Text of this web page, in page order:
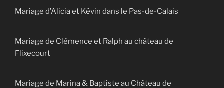
Mariage d’Alicia et Kévin dans le Pas-de-Calais
Mariage de Clémence et Ralph au château de
Flixecourt
Mariage de Marina & Baptiste au Château de